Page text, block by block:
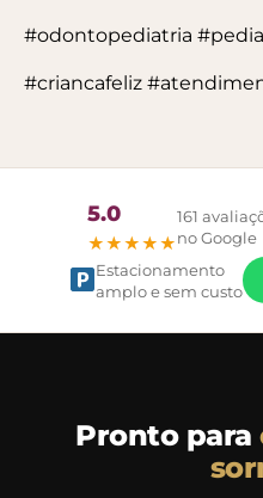
#odontopediatria
#criancafeliz
5.0
★★★★★
161
no Google
Estacionamento
amplo e sem custo
Pronto para